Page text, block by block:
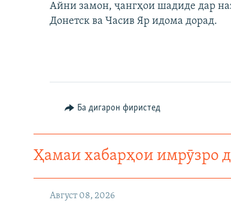
Айни замон, ҷангҳои шадиде дар
Донетск ва Часив Яр идома дорад.
Ба дигарон фиристед
Ҳамаи хабарҳои имрӯзро
Август 08, 2026